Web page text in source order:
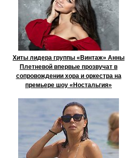
Хиты лидера группы «Винтаж» Анны
Плетневой впервые прозвучат в
сопровождении хора и оркестра на
премьере шоу «Ностальгия»